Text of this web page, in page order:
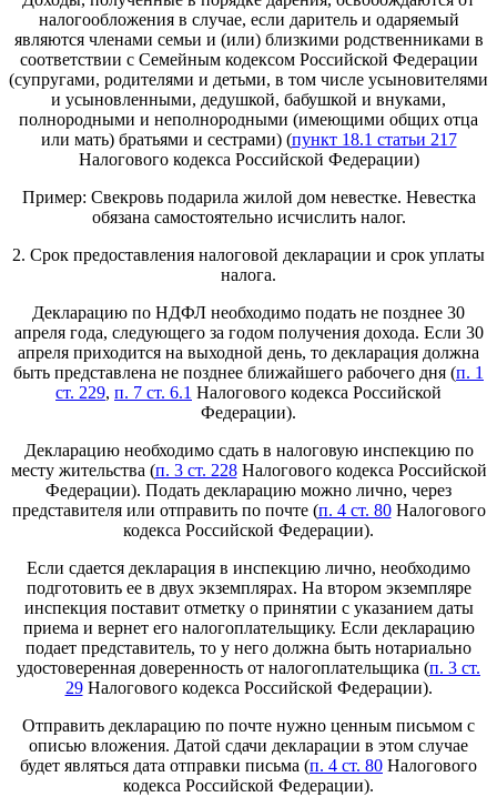
налогообложения в случае, если даритель и одаряемый
являются членами семьи и (или) близкими родственниками в
соответствии с Семейным кодексом Российской Федерации
(супругами, родителями и детьми, в том числе усыновителями
и усыновленными, дедушкой, бабушкой и внуками,
полнородными и неполнородными (имеющими общих отца
или мать) братьями и сестрами) (пункт 18.1 статьи 217
Налогового кодекса Российской Федерации)
Пример: Свекровь подарила жилой дом невестке. Невестка
обязана самостоятельно исчислить налог.
2. Срок предоставления налоговой декларации и срок уплаты
налога.
Декларацию по НДФЛ необходимо подать не позднее 30
апреля года, следующего за годом получения дохода. Если 30
апреля приходится на выходной день, то декларация должна
быть представлена не позднее ближайшего рабочего дня (п. 1
ст. 229, п. 7 ст. 6.1 Налогового кодекса Российской
Федерации).
Декларацию необходимо сдать в налоговую инспекцию по
месту жительства (п. 3 ст. 228Налогового кодекса Российской
Федерации). Подать декларацию можно лично, через
представителя или отправить по почте (п. 4 ст. 80Налогового
кодекса Российской Федерации).
Если сдается декларация в инспекцию лично, необходимо
подготовить ее в двух экземплярах. На втором экземпляре
инспекция поставит отметку о принятии с указанием даты
приема и вернет его налогоплательщику. Если декларацию
подает представитель, то у него должна быть нотариально
удостоверенная доверенность от налогоплательщика (п. 3 ст.
29Налогового кодекса Российской Федерации).
Отправить декларацию по почте нужно ценным письмом с
описью вложения. Датой сдачи декларации в этом случае
будет являться дата отправки письма (п. 4 ст. 80 Налогового
кодекса Российской Федерации).